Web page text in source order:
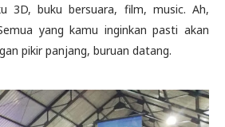
3D, buku bersuara, film, music. Ah,
yang kamu inginkan pasti akan
pikir panjang, buruan datang.